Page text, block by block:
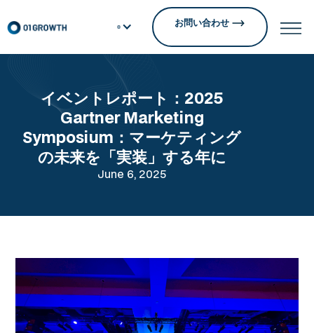
お問い合わせ
イベントレポート：2025
Gartner Marketing
Symposium：マーケティング
の未来を「実装」する年に
June 6, 2025